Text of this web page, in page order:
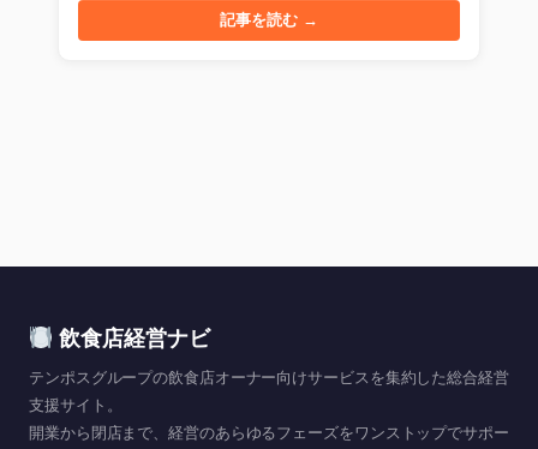
記事を読む →
飲食店経営ナビ
テンポスグループの飲食店オーナー向けサービスを集約した総合経営
支援サイト。
開業から閉店まで、経営のあらゆるフェーズをワンストップでサポー